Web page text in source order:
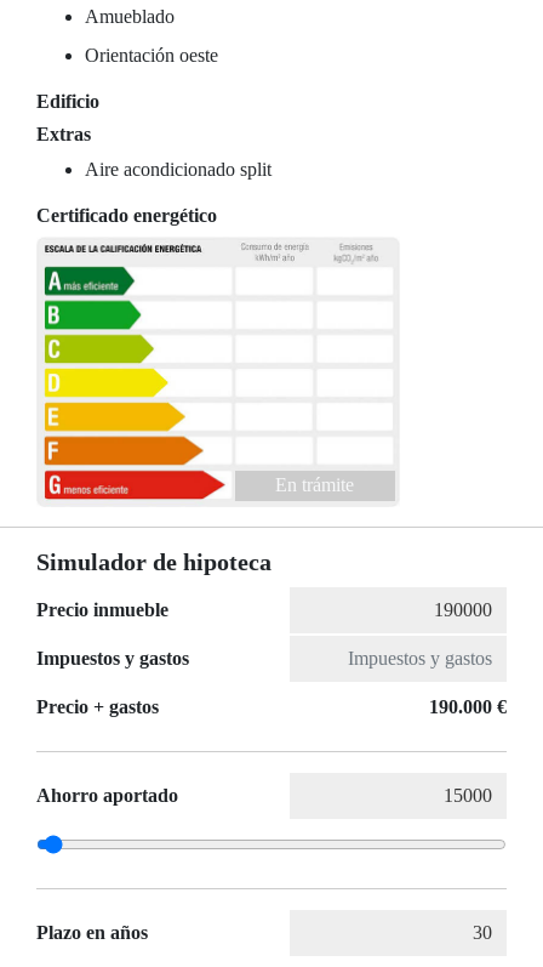
Amueblado
Orientación oeste
Edificio
Extras
Aire acondicionado split
Certificado energético
En trámite
Simulador de hipoteca
Precio inmueble
Impuestos y gastos
Precio + gastos 190.000 €
Ahorro aportado
Plazo en años